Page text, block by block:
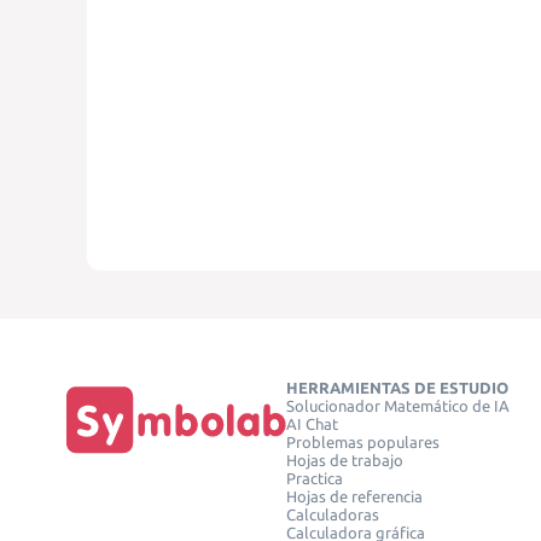
HERRAMIENTAS DE ESTUDIO
Solucionador Matemático de IA
AI Chat
Problemas populares
Hojas de trabajo
Practica
Hojas de referencia
Calculadoras
Calculadora gráfica